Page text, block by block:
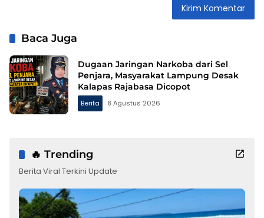
Baca Juga
Dugaan Jaringan Narkoba dari Sel
Penjara, Masyarakat Lampung Desak
Kalapas Rajabasa Dicopot
Berita 8 Agustus 2026
🔥 Trending
Berita Viral Terkini Update